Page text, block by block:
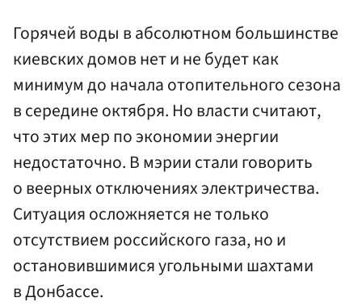
Горячей воды в абсолютном большинстве
киевских домов нет и не будет как
минимум до начала отопительного сезона
в середине октября. Но власти считают,
что этих мер по экономии энергии
недостаточно. В мэрии стали говорить
о веерных отключениях электричества.
Ситуация осложняется не только
отсутствием российского газа, но и
остановившимися угольными шахтами
в Донбассе.